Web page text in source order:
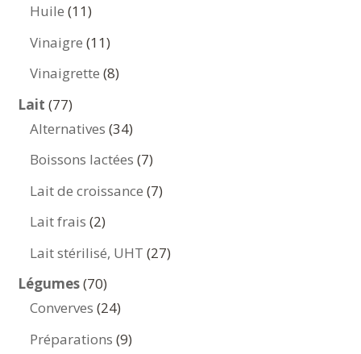
Huile 1111
produits
Vinaigre 1111
produits
Vinaigrette 88
Lait 7777
produits
Alternatives 3434
produits
Boissons lactées 77
produits
Lait de croissance 77
Lait frais 22
produits
Lait stérilisé, UHT 2727
Légumes 7070
produits
Converves 2424
produits
Préparations 99